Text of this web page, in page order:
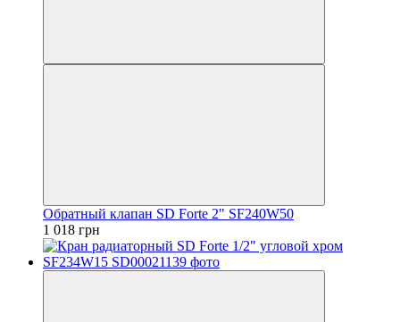
Обратный клапан SD Forte 2" SF240W50
1 018 грн